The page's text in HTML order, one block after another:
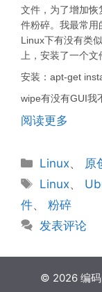
文件，为了增加恢
件粉碎。我最常
Linux下有没有类
上，安装了一个
安装：apt-get
wipe有没有GUI我
阅读更多
分
类
Linux、 原
标
签
Linux、
件、 粉碎
发表评论
© 2026 编